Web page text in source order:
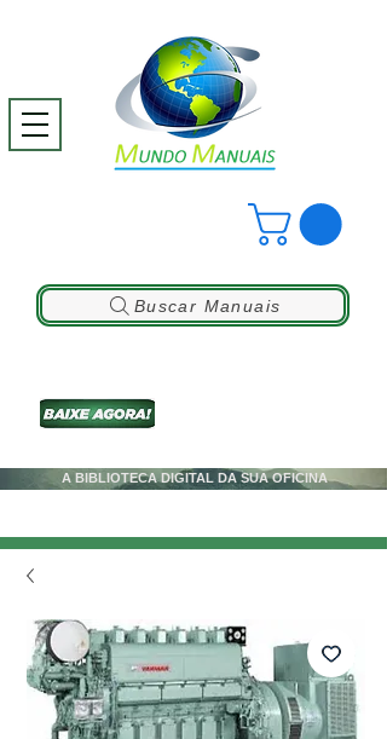
A BIBLIOTECA DIGITAL DA SUA OFICINA
Buscar Manuais